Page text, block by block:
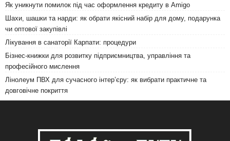
Як уникнути помилок під час оформлення кредиту в Amigo
Шахи, шашки та нарди: як обрати якісний набір для дому, подарунка
чи оптової закупівлі
Лікування в санаторії Карпати: процедури
Бізнес-книжки для розвитку підприємництва, управління та
професійного мислення
Лінолеум ПВХ для сучасного інтер’єру: як вибрати практичне та
довговічне покриття